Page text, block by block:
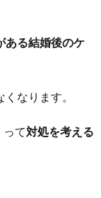
ある結婚後のケ
なります。
て対処を考える